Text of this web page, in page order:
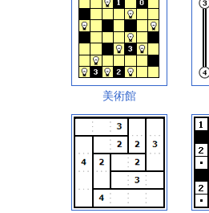
美術館